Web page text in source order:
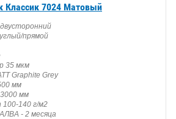
Классик 7024 Матовый
прямой
35 мкм
Graphite Grey
мм
мм
100-140 г/м2
- 2 месяца